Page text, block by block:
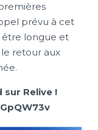
prévu à cet
être longue et
retour aux
sur Relive !